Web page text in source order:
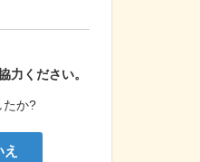
力ください。
たか?
え